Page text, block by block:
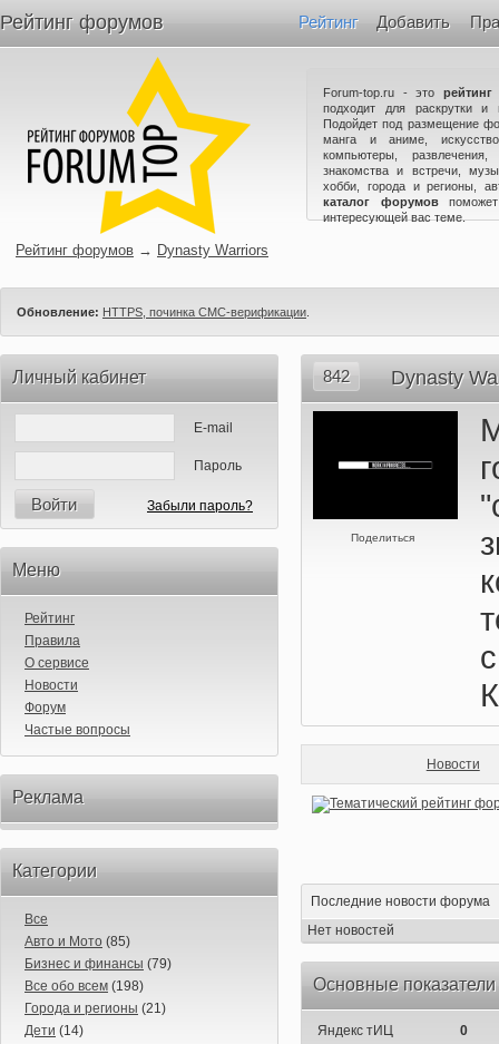
Рейтинг форумов Рейтинг Добавить
Forum-top.ru - это
подходит для раскрутки и
Подойдет под размещение
манга и аниме,
компьютеры,
знакомства и встречи,
хобби, города и регионы,
каталог форумов
интересующей вас теме.
Рейтинг форумов → Dynasty Warriors
Обновление: HTTPS, починка СМС-верификации
Личный кабинет
E-mail
Пароль
Войти Забыли пароль?
Меню
Рейтинг
Правила
О сервисе
Новости
Форум
Частые вопросы
Реклама
Категории
Все
Авто и Мото (85)
Бизнес и финансы (79)
Все обо всем (198)
Города и регионы (21)
Дети (14)
842 Dynasty
Поделиться
Новости
Последние новости форума
Нет новостей
Основные
Яндекс тИЦ
0